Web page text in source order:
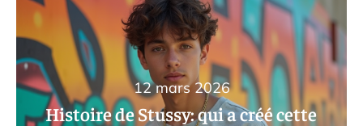
Histoire de Stussy: qui a créé cette
12 mars 2026